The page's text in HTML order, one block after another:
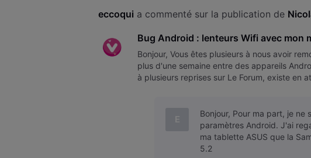
eccoqui a commenté sur la publication de
Bug Android : lenteurs Wifi avec mon
Bonjour, Vous êtes plusieurs à nous avoir
plus d'une semaine entre des appareils
à plusieurs reprises sur Le Forum, existe en
E
Bonjour, Pour ma part, je ne
paramètres Android. J'ai
ma tablette ASUS que la
5.2